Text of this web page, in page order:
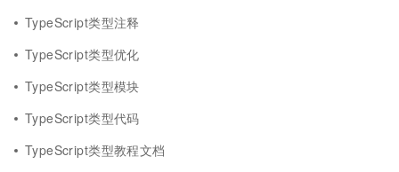
TypeScript类型注释
TypeScript类型优化
TypeScript类型模块
TypeScript类型代码
TypeScript类型教程文档